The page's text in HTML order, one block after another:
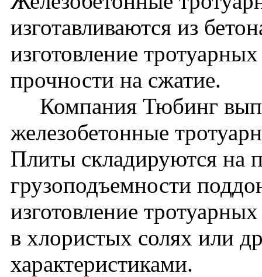
изготавливаются из
изготовление
прочности на сжатие.
Компания Тюбинг
железобетонные
Плиты складируются на
грузоподъемности
изготовление
в хлористых солях или
характеристиками.